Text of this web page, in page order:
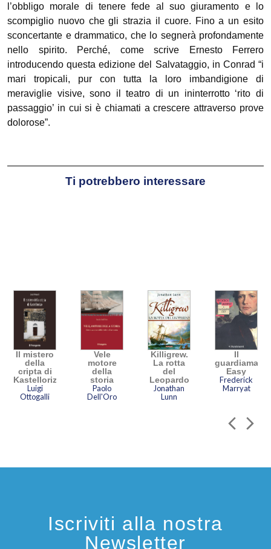
l’obbligo morale di tenere fede al suo giuramento e lo
scompiglio nuovo che gli strazia il cuore. Fino a un esito
sconcertante e drammatico, che lo segnerà profondamente
nello spirito. Perché, come scrive Ernesto Ferrero
introducendo questa edizione del Salvataggio, in Conrad “i
mari tropicali, pur con tutta la loro imbandigione di
meraviglie visive, sono il teatro di un ininterrotto ‘rito di
passaggio’ in cui si è chiamati a crescere attraverso prove
dolorose”.
Ti potrebbero interessare
Il mistero
della
cripta di
Kastellorizo
Luigi
Ottogalli
Vele
motore
della
storia
Paolo
Dell'Oro
Killigrew.
La rotta
del
Leopardo
Jonathan
Lunn
Il
Easy
Frederick
Marryat
Iscriviti alla nostra
Newsletter